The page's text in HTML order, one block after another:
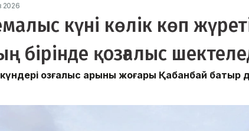
2026
күні көлік көп
бірінде қозғалыс
қозғалыс қарқыны жоғары Қабанбай батыр